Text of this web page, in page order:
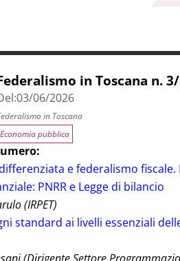
Chain Approach Applied to
in Toscana n.
03/06/2026
in Toscana
Economia pubblica
e federalismo
PNRR e Legge di bilancio
(IRPET)
standard ai livelli essenziali